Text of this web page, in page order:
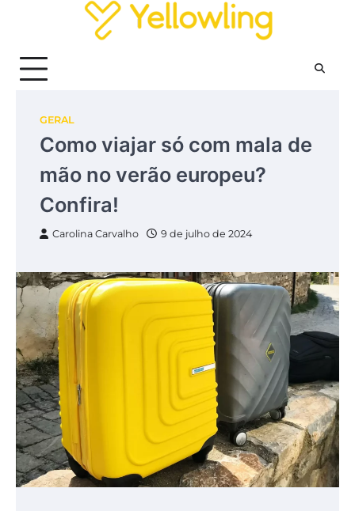
GERAL
Como viajar só com mala de
mão no verão europeu?
Confira!
Carolina Carvalho 9 de julho de 2024